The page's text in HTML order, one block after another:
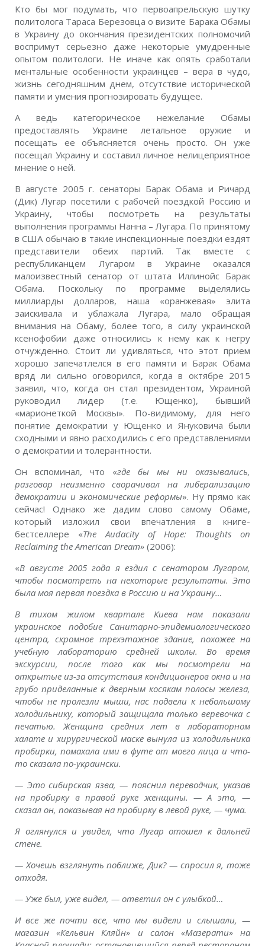
Кто бы мог подумать, что первоапрельскую шутку
политолога Тараса Березовца о визите Барака Обамы
в Украину до окончания президентских полномочий
воспримут серьезно даже некоторые умудренные
опытом политологи. Не иначе как опять сработали
ментальные особенности украинцев – вера в чудо,
жизнь сегодняшним днем, отсутствие исторической
памяти и умения прогнозировать будущее.
А ведь категорическое нежелание Обамы
предоставлять Украине летальное оружие и
посещать ее объясняется очень просто. Он уже
посещал Украину и составил личное нелицеприятное
мнение о ней.
В августе 2005 г. сенаторы Барак Обама и Ричард
(Дик) Лугар посетили с рабочей поездкой Россию и
Украину, чтобы посмотреть на результаты
выполнения программы Нанна – Лугара. По принятому
в США обычаю в такие инспекционные поездки ездят
представители обеих партий. Так вместе с
республиканцем Лугаром в Украине оказался
малоизвестный сенатор от штата Иллинойс Барак
Обама. Поскольку по программе выделялись
миллиарды долларов, наша «оранжевая» элита
заискивала и ублажала Лугара, мало обращая
внимания на Обаму, более того, в силу украинской
ксенофобии даже относились к нему как к негру
отчужденно. Стоит ли удивляться, что этот прием
хорошо запечатлелся в его памяти и Барак Обама
вряд ли сильно оговорился, когда в октябре 2015
заявил, что, когда он стал президентом, Украиной
руководил лидер (т.е. Ющенко), бывший
«марионеткой Москвы». По-видимому, для него
понятие демократии у Ющенко и Януковича были
сходными и явно расходились с его представлениями
о демократии и толерантности.
Он вспоминал, что «где бы мы ни оказывались,
разговор неизменно сворачивал на либерализацию
демократии и экономические реформы». Ну прямо как
сейчас! Однако же дадим слово самому Обаме,
который изложил свои впечатления в книге-
бестселлере «The Audacity of Hope: Thoughts on
Reclaiming the American Dream» (2006):
«В августе 2005 года я ездил с сенатором Лугаром,
чтобы посмотреть на некоторые результаты. Это
была моя первая поездка в Россию и на Украину…
В тихом жилом квартале Киева нам показали
украинское подобие Санитарно-эпидемиологического
центра, скромное трехэтажное здание, похожее на
учебную лабораторию средней школы. Во время
экскурсии, после того как мы посмотрели на
открытые из-за отсутствия кондиционеров окна и на
грубо приделанные к дверным косякам полосы железа,
чтобы не пролезли мыши, нас подвели к небольшому
холодильнику, который защищала только веревочка с
печатью. Женщина средних лет в лабораторном
халате и хирургической маске вынула из холодильника
пробирки, помахала ими в футе от моего лица и что-
то сказала по-украински.
— Это сибирская язва, — пояснил переводчик, указав
на пробирку в правой руке женщины. — А это, —
сказал он, показывая на пробирку в левой руке, — чума.
Я оглянулся и увидел, что Лугар отошел к дальней
стене.
— Хочешь взглянуть поближе, Дик? — спросил я, тоже
отходя.
— Уже был, уже видел, — ответил он с улыбкой…
И все же почти все, что мы видели и слышали, —
магазин «Кельвин Кляйн» и салон «Мазерати» на